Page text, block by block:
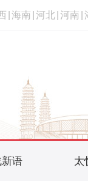
海南 河北 河南
语 太